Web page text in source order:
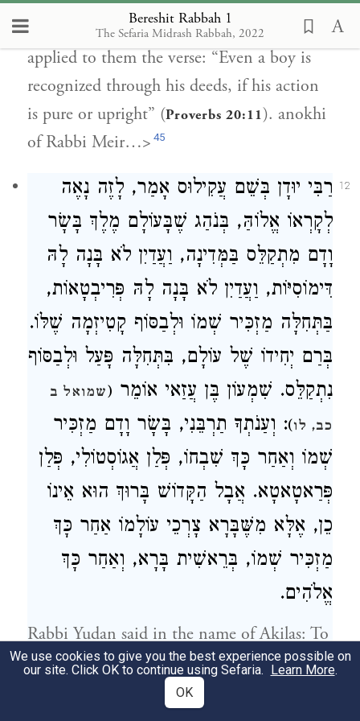
Bereshit Rabbah 1
The Sefaria Midrash Rabbah, 2022
Yehoshua, and Rabbi Akiva. And they
applied to them the verse: “Even a boy is
recognized through his deeds, if his action
is pure or upright” (Proverbs 20:11). anokhi
of Rabbi Meir…> 45
12
רַבִּי יוּדָן בְּשֵׁם עֲקִילוּס אָמַר, לָזֶה נָאֶה
לְקָרְאוֹ אֱלוֹהַּ, בְּנֹהַג שֶׁבָּעוֹלָם מֶלֶךְ בָּשָׂר
וָדָם מִתְקַלֵּס בַּמְּדִינָה, וַעֲדַיִן לֹא בָּנָה לָהּ
דִּימוֹסִיּוֹת, וַעֲדַיִן לֹא בָּנָה לָהּ פְּרִיבְטָאוֹת,
בַּתְּחִלָּה מַזְכִּיר שְׁמוֹ וּלְבַסּוֹף קָטִיזְמָה שֶׁלּוֹ.
בְּרַם יְחִידוֹ שֶׁל עוֹלָם, בִּתְּחִלָּה פָּעַל וּלְבַסּוֹף
נִתְקַלֵּס. שִׁמְעוֹן בֶּן עֲזַאי אוֹמֵר (שמואל ב
כב, לו): וְעַנֹתְךָ תַרְבֵּנִי, בָּשָׂר וָדָם מַזְכִּיר
שְׁמוֹ וְאַחַר כָּךְ שִׁבְחוֹ, פְּלַן אֲגוֹסְטוֹלִי, פְּלַן
פְּרַאטָאטָא. אֲבָל הַקָּדוֹשׁ בָּרוּךְ הוּא אֵינוֹ
כֵן, אֶלָּא מִשֶּׁבָּרָא צָרְכֵי עוֹלָמוֹ אַחַר כָּךְ
מַזְכִּיר שְׁמוֹ, בְּרֵאשִׁית בָּרָא, וְאַחַר כָּךְ
אֱלֹהִים.
Rabbi Yudan said in the name of Akilas: To
this One it is fitting to call God. The
ordinary way of the world is that a flesh-
We use cookies to give you the best experience possible on
our site. Click OK to continue using Sefaria. Learn More.
OK